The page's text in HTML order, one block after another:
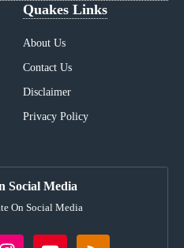
Quakes Links
About Us
Contact Us
Disclaimer
Privacy Policy
Social Media
On Social Media